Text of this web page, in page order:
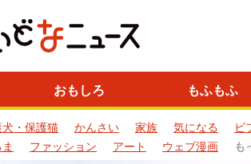
おもしろ もふもふ
犬・保護猫 かんさい 家族 気になる ビ
ファッション アート ウェブ漫画 も